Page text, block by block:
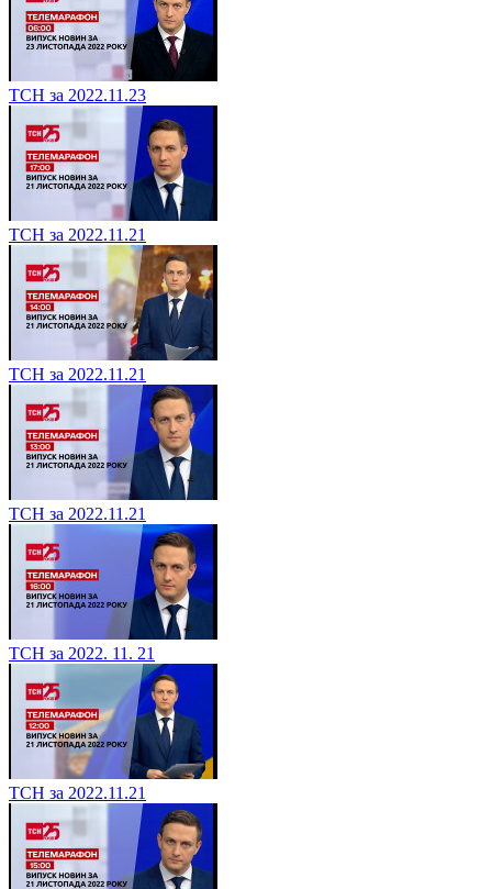
ТСН за 2022.11.23
ТСН за 2022.11.21
ТСН за 2022.11.21
ТСН за 2022.11.21
ТСН за 2022. 11. 21
ТСН за 2022.11.21